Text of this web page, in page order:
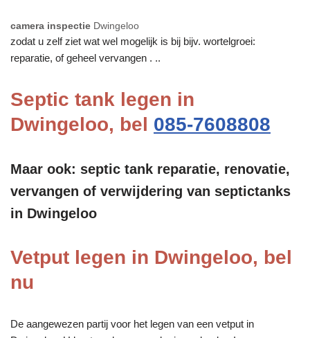
camera inspectie Dwingeloo
zodat u zelf ziet wat wel mogelijk is bij bijv. wortelgroei:
reparatie, of geheel vervangen . ..
Septic tank legen in
Dwingeloo, bel 085-7608808
Maar ook: septic tank reparatie, renovatie,
vervangen of verwijdering van septictanks
in Dwingeloo
Vetput legen in Dwingeloo, bel
nu
De aangewezen partij voor het legen van een vetput in